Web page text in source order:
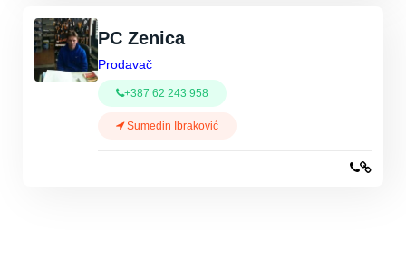
PC Zenica
Prodavač
+387 62 243 958
Sumedin Ibraković